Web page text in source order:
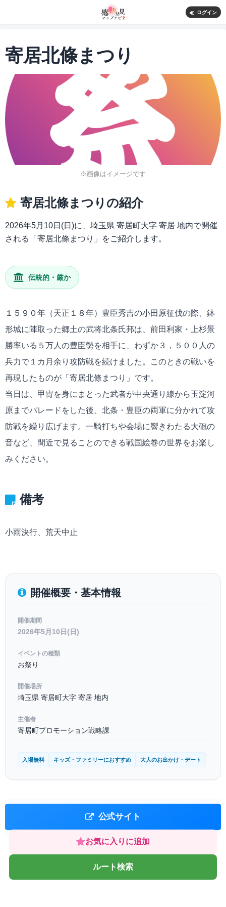
ログイン
寄居北條まつり
※画像はイメージです
寄居北條まつりの紹介
2026年5月10日(日)に、埼玉県 寄居町大字 寄居 地内で開催
される「寄居北條まつり」をご紹介します。
伝統的・厳か
１５９０年（天正１８年）豊臣秀吉の小田原征伐の際、鉢
形城に陣取った郷土の武将北条氏邦は、前田利家・上杉景
勝率いる５万人の豊臣勢を相手に、わずか３，５００人の
兵力で１カ月余り攻防戦を続けました。このときの戦いを
再現したものが「寄居北條まつり」です。
当日は、甲冑を身にまとった武者が中央通り線から玉淀河
原までパレードをした後、北条・豊臣の両軍に分かれて攻
防戦を繰り広げます。一騎打ちや会場に響きわたる大砲の
音など、間近で見ることのできる戦国絵巻の世界をお楽し
みください。
備考
小雨決行、荒天中止
開催概要・基本情報
開催期間
2026年5月10日(日)
イベントの種類
お祭り
開催場所
埼玉県 寄居町大字 寄居 地内
主催者
寄居町プロモーション戦略課
入場無料 キッズ・ファミリーにおすすめ 大人のお出かけ・デート
公式サイト
お気に入りに追加
ルート検索